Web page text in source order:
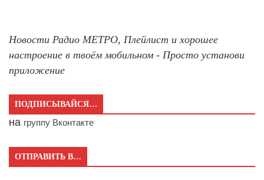
Новости Радио МЕТРО, Плейлист и хорошее
настроение в твоём мобильном - Просто установи
приложение
ПОДПИСЫВАЙСЯ…
на группу Вконтакте
ОТПРАВИТЬ В…